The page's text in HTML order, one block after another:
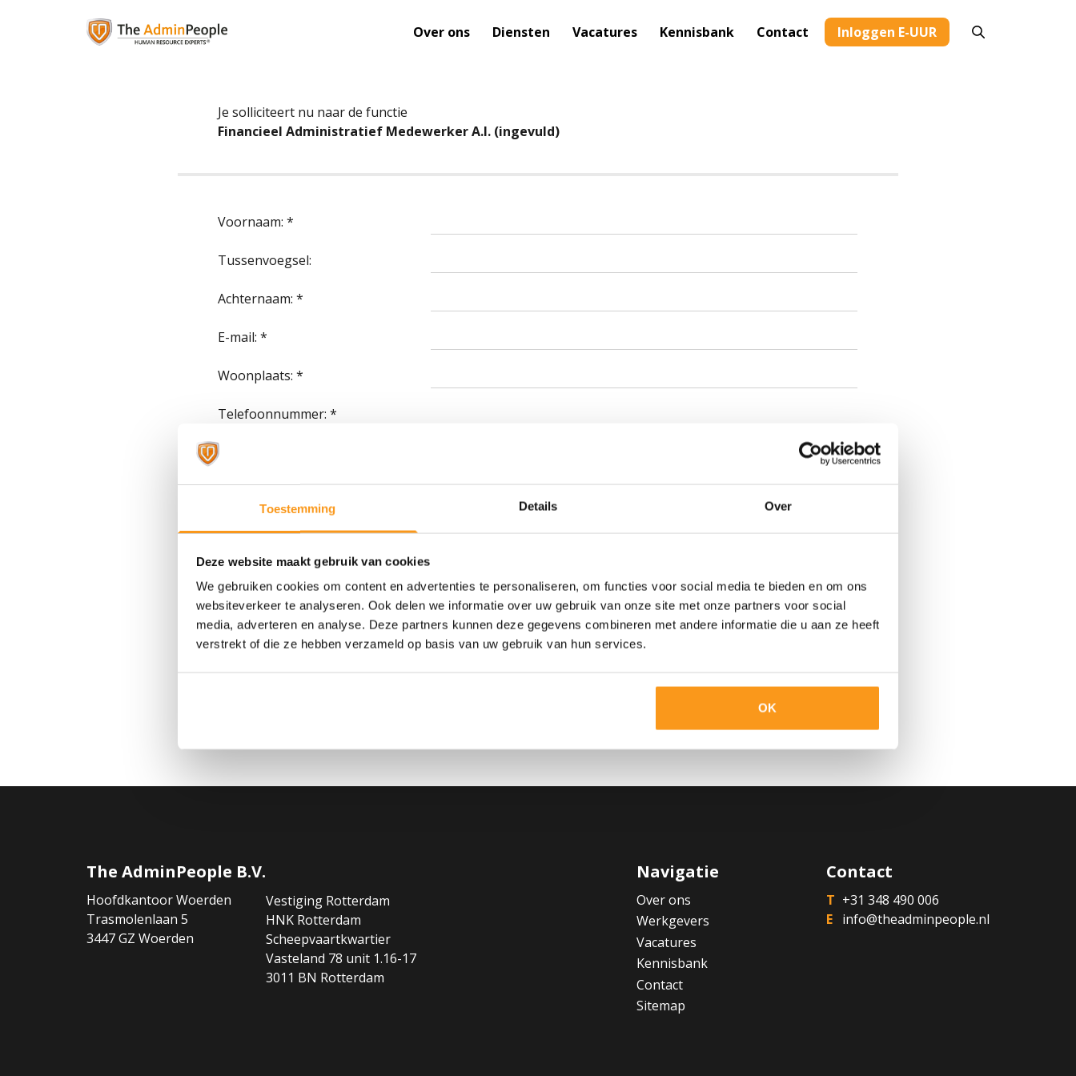
Toestemming Details Over
Deze website maakt gebruik van cookies
We gebruiken cookies om content en advertenties te personaliseren, om functies voor social media te bieden en om ons
websiteverkeer te analyseren. Ook delen we informatie over uw gebruik van onze site met onze partners voor social
media, adverteren en analyse. Deze partners kunnen deze gegevens combineren met andere informatie die u aan ze heeft
verstrekt of die ze hebben verzameld op basis van uw gebruik van hun services.
OK
Over ons Diensten Vacatures Kennisbank Contact Inloggen E-UUR
Je solliciteert nu naar de functie
Financieel Administratief Medewerker A.I. (ingevuld)
Voornaam: *
Tussenvoegsel:
Achternaam: *
E-mail: *
Woonplaats: *
Telefoonnummer: *
Persoonlijk bericht voor de
Cv upload veld:
Ja, ik geef toestemming om mijn gegevens voor 12 maanden te
bewaren.
The AdminPeople B.V. verzamelt als verantwoordelijke in de zin van de AVG, de
door jou verstrekte persoonlijke gegevens en gebruikt deze om de sollicitatie te
gegevens in onze database tot vier weken na beëindiging van de
sollicitatieprocedure. Alleen als je ons daarvoor toestemming geeft bewaren wij je
gegevens tot 12 maanden na de beëindiging van de procedure. Je kan The
AdminPeople B.V..
Solliciteer
The AdminPeople B.V.
Hoofdkantoor Woerden
Trasmolenlaan 5
3447 GZ Woerden
Vestiging Rotterdam
HNK Rotterdam
Scheepvaartkwartier
Vasteland 78 unit 1.16-17
3011 BN Rotterdam
Navigatie
Over ons
Werkgevers
Vacatures
Kennisbank
Contact
Sitemap
Contact
+31 348 490 006
info@theadminpeople.nl